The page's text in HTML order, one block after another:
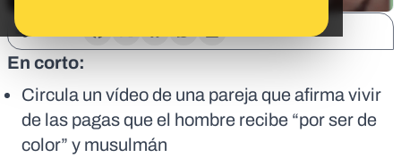
En corto:
Circula un vídeo de una pareja que afirma vivir
de las pagas que el hombre recibe “por ser de
color” y musulmán